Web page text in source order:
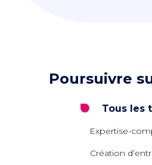
Poursuivre
Tous les
Expertise-
Création